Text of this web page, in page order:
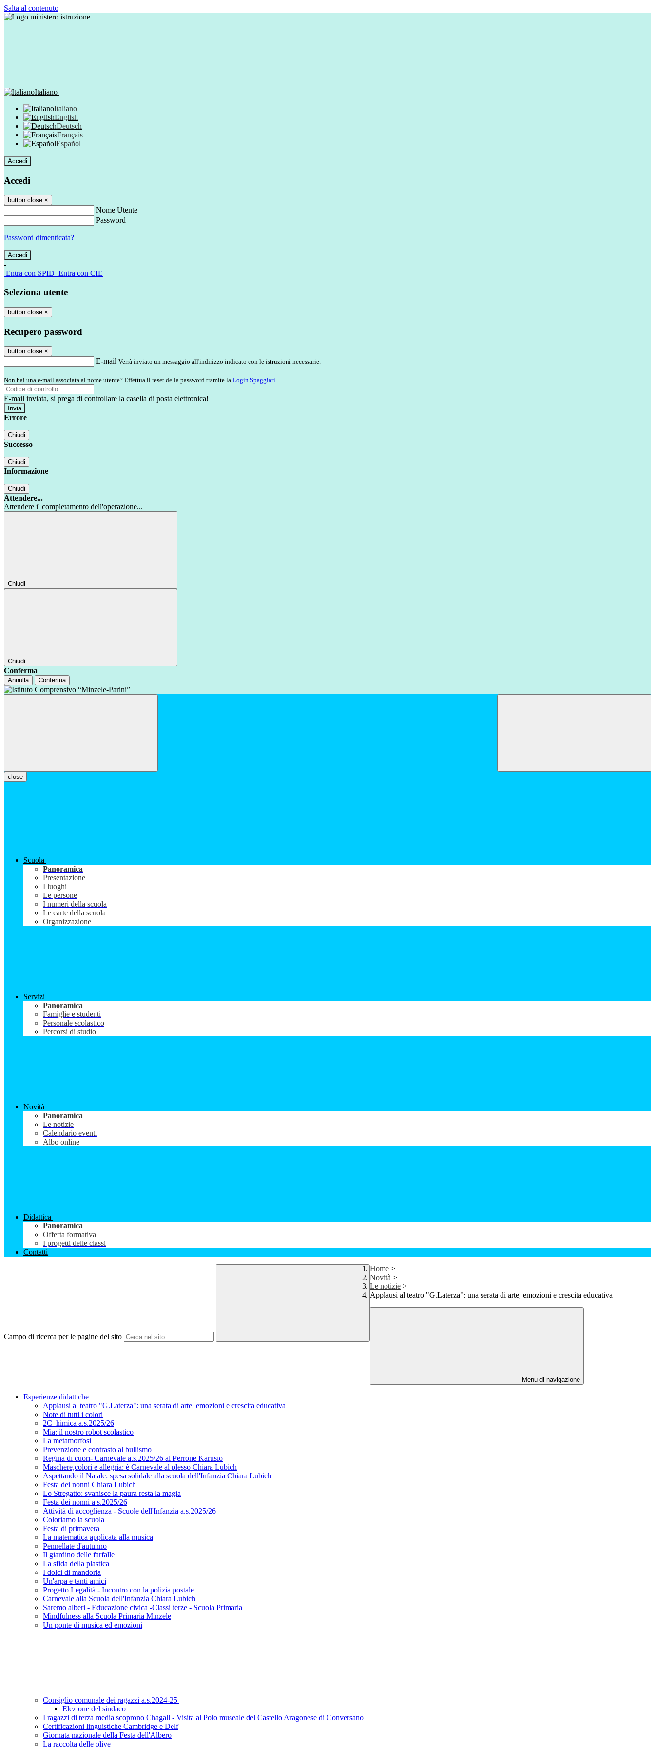
Salta al contenuto
Italiano
Italiano
English
Deutsch
Français
Español
Accedi
Accedi
button close ×
Nome Utente
Password
Password dimenticata?
-
Entra con SPID Entra con CIE
Seleziona utente
button close ×
Recupero password
button close ×
E-mail Verrà inviato un messaggio all'indirizzo indicato con le istruzioni necessarie.
Non hai una e-mail associata al nome utente? Effettua il reset della password tramite la Login Spaggiari
E-mail inviata, si prega di controllare la casella di posta elettronica!
Errore
Chiudi
Successo
Chiudi
Informazione
Chiudi
Attendere...
Attendere il completamento dell'operazione...
Chiudi
Chiudi
Conferma
Annulla Conferma
close
Scuola
Panoramica
Presentazione
I luoghi
Le persone
I numeri della scuola
Le carte della scuola
Organizzazione
Servizi
Panoramica
Famiglie e studenti
Personale scolastico
Percorsi di studio
Novità
Panoramica
Le notizie
Calendario eventi
Albo online
Didattica
Panoramica
Offerta formativa
I progetti delle classi
Contatti
Campo di ricerca per le pagine del sito
Home >
Novità >
Le notizie >
Applausi al teatro "G.Laterza": una serata di arte, emozioni e crescita educativa
Menu di navigazione
Esperienze didattiche
Applausi al teatro "G.Laterza": una serata di arte, emozioni e crescita educativa
Note di tutti i colori
2C_himica a.s.2025/26
Mia: il nostro robot scolastico
La metamorfosi
Prevenzione e contrasto al bullismo
Regina di cuori- Carnevale a.s.2025/26 al Perrone Karusio
Maschere,colori e allegria: è Carnevale al plesso Chiara Lubich
Aspettando il Natale: spesa solidale alla scuola dell'Infanzia Chiara Lubich
Festa dei nonni Chiara Lubich
Lo Stregatto: svanisce la paura resta la magia
Festa dei nonni a.s.2025/26
Attività di accoglienza - Scuole dell'Infanzia a.s.2025/26
Coloriamo la scuola
Festa di primavera
La matematica applicata alla musica
Pennellate d'autunno
Il giardino delle farfalle
La sfida della plastica
I dolci di mandorla
Un'arpa e tanti amici
Progetto Legalità - Incontro con la polizia postale
Carnevale alla Scuola dell'Infanzia Chiara Lubich
Saremo alberi - Educazione civica -Classi terze - Scuola Primaria
Mindfulness alla Scuola Primaria Minzele
Un ponte di musica ed emozioni
Consiglio comunale dei ragazzi a.s.2024-25
Elezione del sindaco
I ragazzi di terza media scoprono Chagall - Visita al Polo museale del Castello Aragonese di Conversano
Certificazioni linguistiche Cambridge e Delf
Giornata nazionale della Festa dell'Albero
La raccolta delle olive